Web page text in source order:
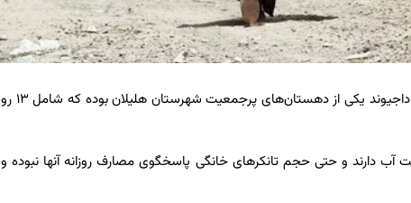
،
آب دارند و حتی حجم تانکرهای خانگی پاسخگوی مصارف روزانه آنها